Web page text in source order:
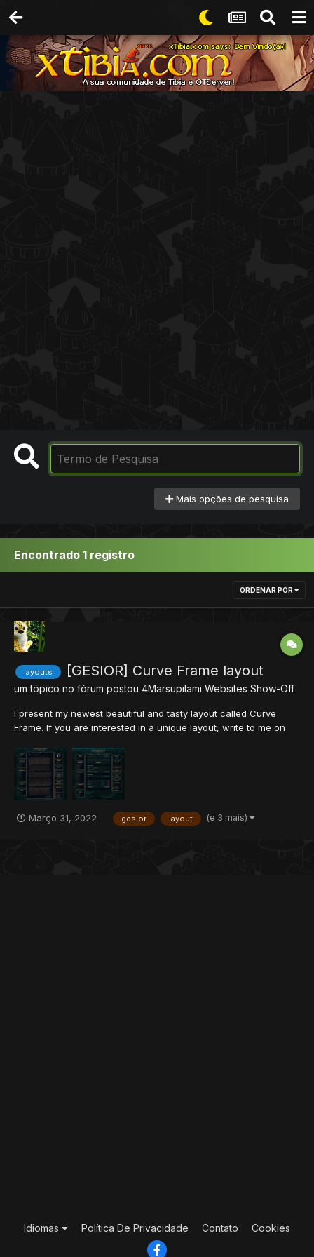
Mais opções de pesquisa
Encontrado 1 registro
ORDENAR POR
layouts [GESIOR] Curve Frame layout
um tópico no fórum postou 4Marsupilami Websites Show-Off
I present my newest beautiful and tasty layout called Curve
Frame. If you are interested in a unique layout, write to me on
4Marsupilami#1243
Março 31, 2022 gesior layout (e 3 mais)
Idiomas Política De Privacidade Contato Cookies